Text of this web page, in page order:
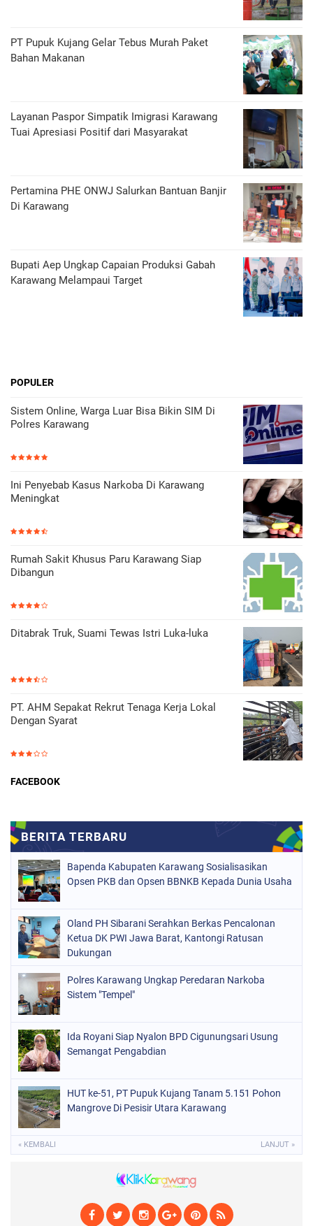
PT Pupuk Kujang Gelar Tebus Murah Paket
Bahan Makanan
Layanan Paspor Simpatik Imigrasi Karawang
Tuai Apresiasi Positif dari Masyarakat
Pertamina PHE ONWJ Salurkan Bantuan Banjir
Di Karawang
Bupati Aep Ungkap Capaian Produksi Gabah
Karawang Melampaui Target
POPULER
Sistem Online, Warga Luar Bisa Bikin SIM Di
Polres Karawang
Ini Penyebab Kasus Narkoba Di Karawang
Meningkat
Rumah Sakit Khusus Paru Karawang Siap
Dibangun
Ditabrak Truk, Suami Tewas Istri Luka-luka
PT. AHM Sepakat Rekrut Tenaga Kerja Lokal
Dengan Syarat
FACEBOOK
Bapenda Kabupaten Karawang Sosialisasikan
Opsen PKB dan Opsen BBNKB Kepada Dunia Usaha
Oland PH Sibarani Serahkan Berkas Pencalonan
Ketua DK PWI Jawa Barat, Kantongi Ratusan
Dukungan
Polres Karawang Ungkap Peredaran Narkoba
Sistem "Tempel"
Ida Royani Siap Nyalon BPD Cigunungsari Usung
Semangat Pengabdian
HUT ke-51, PT Pupuk Kujang Tanam 5.151 Pohon
Mangrove Di Pesisir Utara Karawang
« KEMBALI LANJUT »